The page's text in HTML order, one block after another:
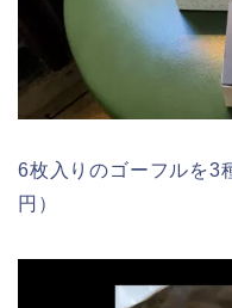
6枚入りのゴーフルを3
円）